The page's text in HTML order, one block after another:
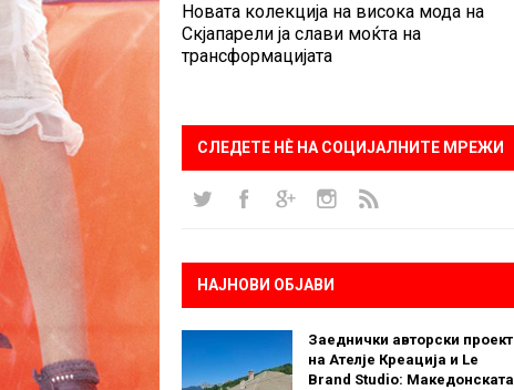
Новата колекција на висока мода на
Скјапарели ја слави моќта на
трансформацијата
СЛЕДЕТЕ НÈ НА СОЦИЈАЛНИТЕ МРЕЖИ
НАЈНОВИ ОБЈАВИ
Заеднички авторски проект
на Ателје Креација и Le
Brand Studio: Македонската